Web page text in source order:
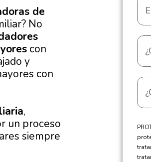
de
No
con
y
con
,
un proceso
siempre